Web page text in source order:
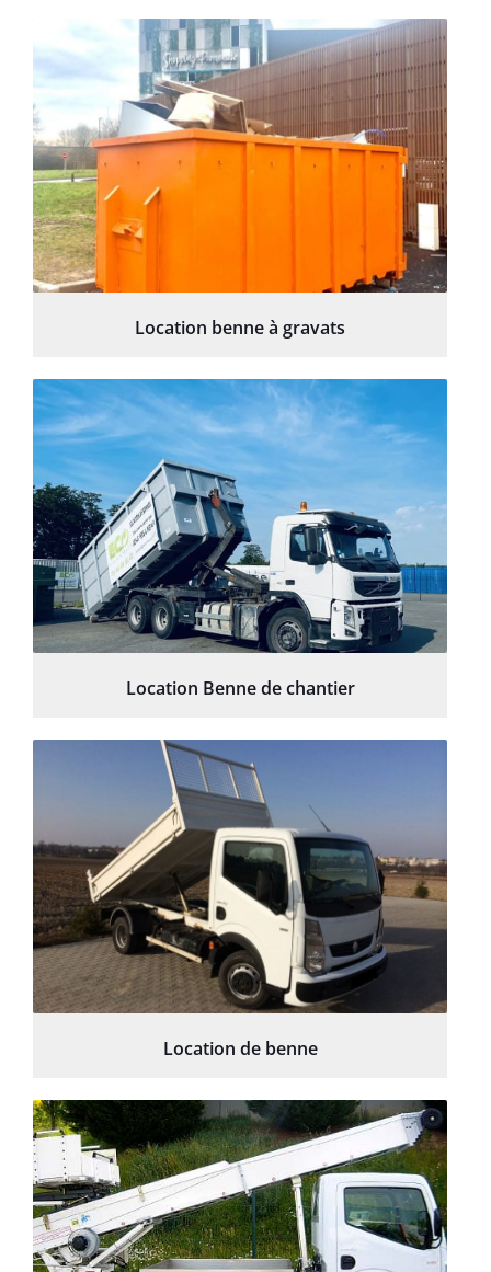
Location benne à gravats
Location Benne de chantier
Location de benne